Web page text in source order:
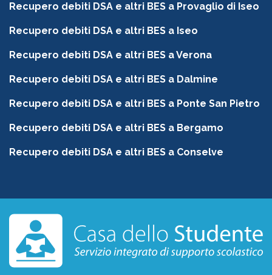
Recupero debiti DSA e altri BES a Provaglio di Iseo
Recupero debiti DSA e altri BES a Iseo
Recupero debiti DSA e altri BES a Verona
Recupero debiti DSA e altri BES a Dalmine
Recupero debiti DSA e altri BES a Ponte San Pietro
Recupero debiti DSA e altri BES a Bergamo
Recupero debiti DSA e altri BES a Conselve